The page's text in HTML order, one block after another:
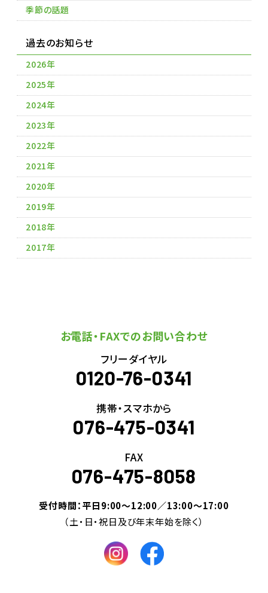
季節の話題
過去のお知らせ
2026年
2025年
2024年
2023年
2022年
2021年
2020年
2019年
2018年
2017年
お電話・FAXでのお問い合わせ
フリーダイヤル
0120-76-0341
携帯・スマホから
076-475-0341
FAX
076-475-8058
受付時間：平日9:00～12:00／13:00～17:00
（土・日・祝日及び年末年始を除く）